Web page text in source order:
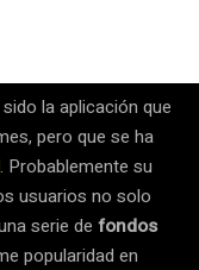
la aplicación que
pero que se ha
. Probablemente su
usuarios no solo
serie de fondos
popularidad en